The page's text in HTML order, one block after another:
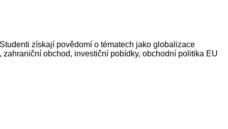
získají povědomí o tématech jako globalizace
obchod, investiční pobídky, obchodní politika EU